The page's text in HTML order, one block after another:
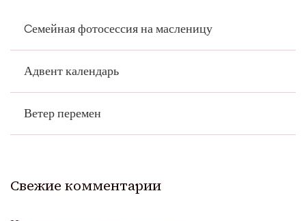
Cемейная фотосессия на масленицу
Адвент календарь
Ветер перемен
Свежие комментарии